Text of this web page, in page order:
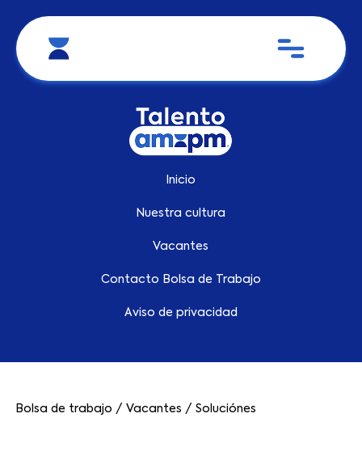
Inicio
Nuestra cultura
Vacantes
Contacto Bolsa de Trabajo
Aviso de privacidad
Bolsa de trabajo / Vacantes / Soluciónes